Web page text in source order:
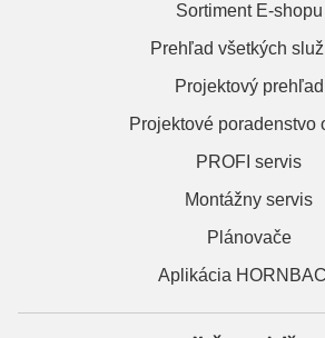
Sortiment E-shopu
Prehľad všetkých
Projektový prehľad
Projektové poradenstvo
PROFI servis
Montážny servis
Plánovače
Aplikácia